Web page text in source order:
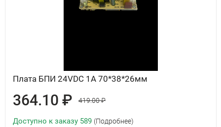
Плата БПИ 24VDC 1A 70*38*26мм
364.10 ₽ 419.00 ₽
Доступно к заказу 589 (Подробнее)